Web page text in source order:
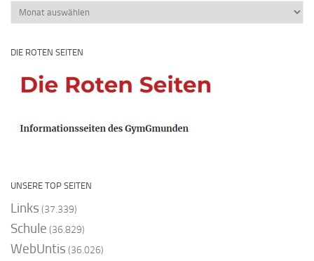
Beitragsarchiv
DIE ROTEN SEITEN
UNSERE TOP SEITEN
Links (37.339)
Schule (36.829)
WebUntis (36.026)